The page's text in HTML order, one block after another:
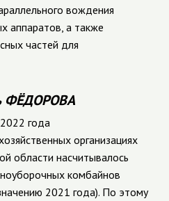
вождения
аппаратов, а также
частей для
ФЁДОРОВА
года
организациях
области насчитывалось
комбайнов
2021 года). По этому